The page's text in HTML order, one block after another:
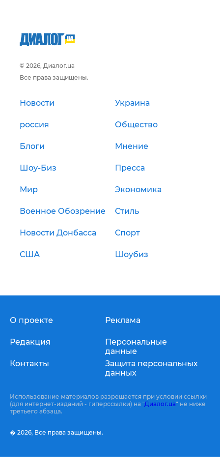
© 2026, Диалог.ua
Все права защищены.
Новости Украина
россия Общество
Блоги Мнение
Шоу-Биз Пресса
Мир Экономика
Военное Обозрение Стиль
Новости Донбасса Спорт
США Шоубиз
О проекте
Редакция
Контакты
Реклама
Персональные
данные
Защита персональных
данных
Использование материалов разрешается при условии ссылки
(для интернет-изданий - гиперссылки) на "Диалог.ua" не ниже
третьего абзаца.
� 2026, Все права защищены.